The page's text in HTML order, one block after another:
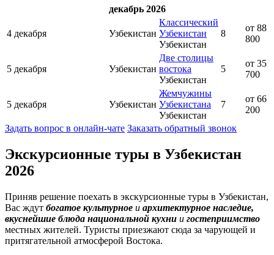
декабрь 2026
4 декабря Узбекистан
Классический
Узбекистан
Узбекистан
8
от 88
800
5 декабря Узбекистан
Две столицы
востока
Узбекистан
5
от 35
700
5 декабря Узбекистан
Жемчужины
Узбекистана
Узбекистан
7
от 66
200
Задать вопрос в онлайн-чате Заказать обратный звонок
Экскурсионные туры в Узбекистан
2026
Приняв решение поехать в экскурсионные туры в Узбекистан,
Вас ждут богатое культурное и архитектурное наследие,
вкуснейшие блюда национальной кухни и гостеприимство
местных жителей. Туристы приезжают сюда за чарующей и
притягательной атмосферой Востока.